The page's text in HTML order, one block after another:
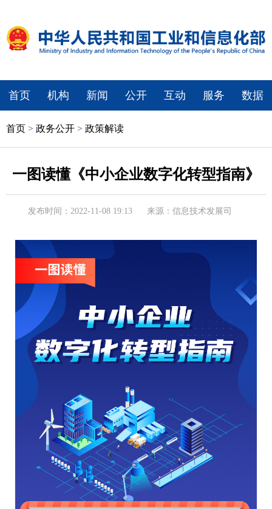
首页 机构 新闻 公开 互动 服务 数据
首页 > 政务公开 > 政策解读
一图读懂《中小企业数字化转型指南》
发布时间：2022-11-08 19:13 来源：信息技术发展司